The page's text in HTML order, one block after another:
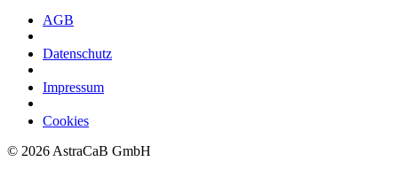
AGB
Datenschutz
Impressum
Cookies
© 2026AstraCaB GmbH